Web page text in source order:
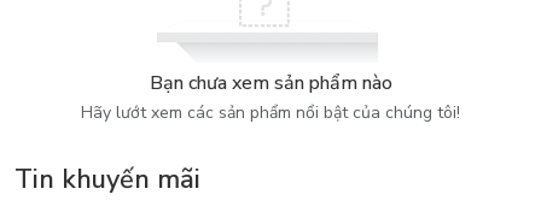
"Mẹ ơi, có phải tất cả mọi người đều đi ngủ khi trời tối không
ạ?". Con người và nhiều loài động vật có thói quen đi ngủ khi
trời đã tối, tuy nhiên, thế giới của chúng ta lại rất rộng lớn và
luôn tồn tại những điều kỳ lạ, ví dụ như những thứ không đi
ngủ khi trời tối chẳng hạn.
Bạn chưa xem sản phẩm nào
Hãy lướt xem các sản phẩm nổi bật của chúng tôi!
Tin khuyến mãi